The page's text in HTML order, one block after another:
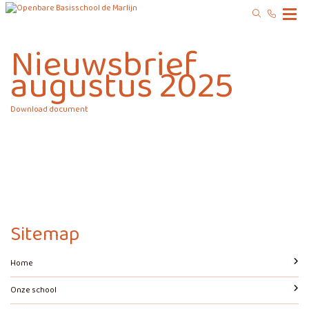
Nieuwsbrief
augustus 2025
Download document
Sitemap
Home
Onze school